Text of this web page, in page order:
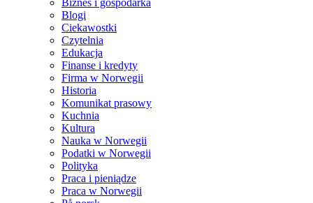
Biznes i gospodarka
Blogi
Ciekawostki
Czytelnia
Edukacja
Finanse i kredyty
Firma w Norwegii
Historia
Komunikat prasowy
Kuchnia
Kultura
Nauka w Norwegii
Podatki w Norwegii
Polityka
Praca i pieniądze
Praca w Norwegii